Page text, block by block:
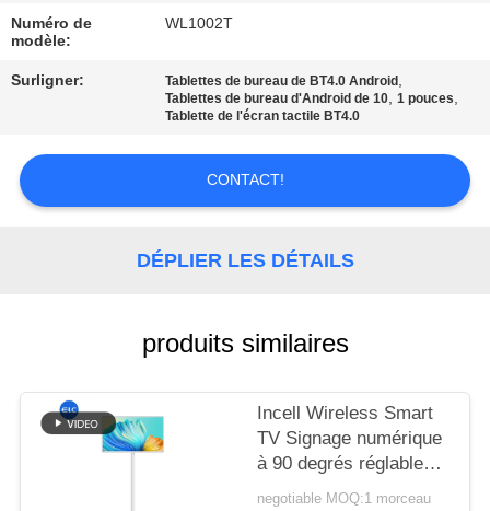
CONTACTEZ-
NOUS
DEMANDEZ
UNE
CITATION
POLITIQUE
MATIÈRE
DE
Numéro de
modèle:
WL1002T
Surligner: Tablettes de bureau de BT4.0 Android ,
Tablettes de bureau d'Android de 10,1 pouces,
Tablette de l'écran tactile BT4.0
CONTACT!
DÉPLIER LES DÉTAILS
produits similaires
Incell Wireless Smart
TV Signage numérique
à 90 degrés réglable
avec NFC à 13,56 MHz
negotiable MOQ:1 morceau